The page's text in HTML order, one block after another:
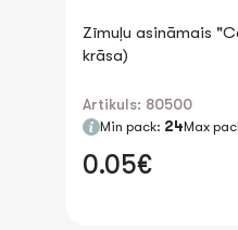
Zīmuļu asināmais
krāsa)
Artikuls: 80500
Min pack: 24Max
0.05€